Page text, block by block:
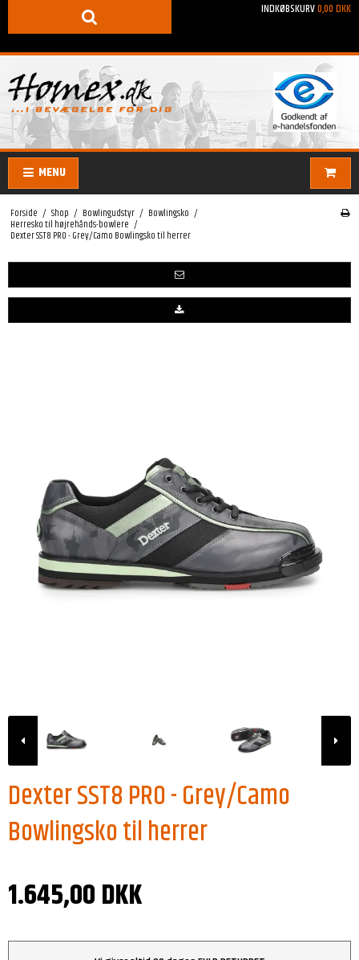
INDKØBSKURV0,00 DKK
MENU
Forside / Shop / Bowlingudstyr / Bowlingsko /
Herresko til højrehånds-bowlere /
Dexter SST8 PRO - Grey/Camo Bowlingsko til herrer
Dexter SST8 PRO - Grey/Camo
Bowlingsko til herrer
1.645,00 DKK